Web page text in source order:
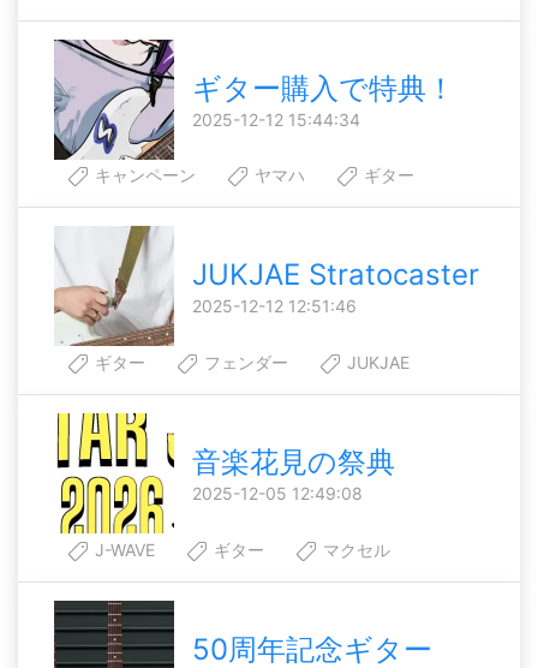
ギター購入で特典！
2025-12-12 15:44:34
キャンペーン ヤマハ ギター
JUKJAE Stratocaster
2025-12-12 12:51:46
ギター フェンダー JUKJAE
音楽花見の祭典
2025-12-05 12:49:08
J-WAVE ギター マクセル
50周年記念ギター